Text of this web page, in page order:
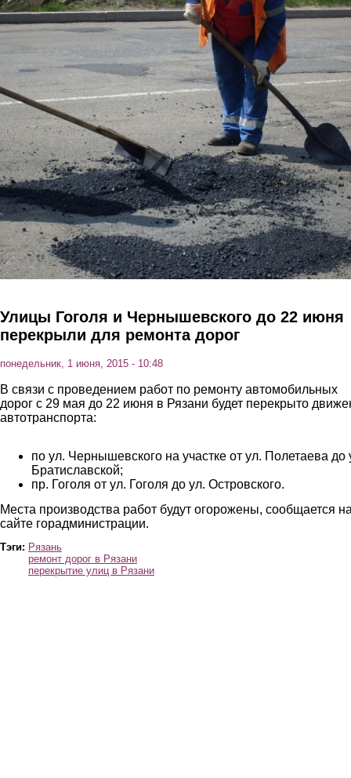
Перейти к основному содержанию
Улицы Гоголя и Чернышевского до 22 июня
перекрыли для ремонта дорог
понедельник, 1 июня, 2015 - 10:48
В связи с проведением работ по ремонту автомобильных
дорог с 29 мая до 22 июня в Рязани будет перекрыто
автотранспорта:
по ул. Чернышевского на участке от ул. Полетаева до
Братиславской;
пр. Гоголя от ул. Гоголя до ул. Островского.
Места производства работ будут огорожены, сообщается
сайте горадминистрации.
Тэги: Рязань
ремонт дорог в Рязани
перекрытие улиц в Рязани